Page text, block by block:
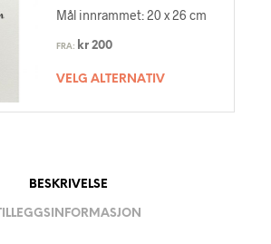
Mål innrammet: 20 x 26 cm
FRA: kr 200
VELG ALTERNATIV
BESKRIVELSE
TILLEGGSINFORMASJON